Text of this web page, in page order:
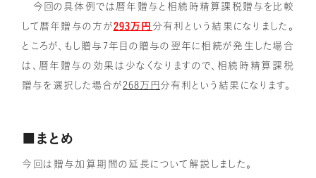
今回の具体例では暦年贈与と相続時精算課税贈与を比較
して暦年贈与の方が293万円 分有利という結果になりました。
ところが、もし贈与7年目の贈与の翌年に相続が発生した場合
は、暦年贈与の効果は少なくなりますので、相続時精算課税
贈与を選択した場合が 268万円 分有利という結果になります。
■まとめ
今回は贈与加算期間の延長について解説しました。